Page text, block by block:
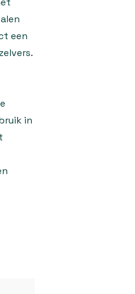
een
in